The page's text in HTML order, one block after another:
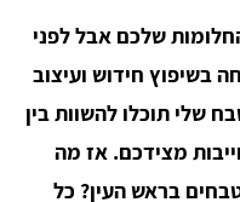
שלכם אבל לפני
בשיפוץ חידוש ועיצוב
שלי תוכלו להשוות בין
מצידכם. אז מה
בראש העין? כל